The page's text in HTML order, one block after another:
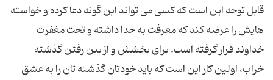
قابل توجه این است که کسی می تواند این گونه دعا کرده و خواسته
هایش را عرضه کند که معرفت به خدا داشته و تحت مغفرت
خداوند قرار گرفته است. برای بخشش و از بین رفتن گذشته
خراب، اولین کار این است که باید خودتان گذشته تان را به عشق